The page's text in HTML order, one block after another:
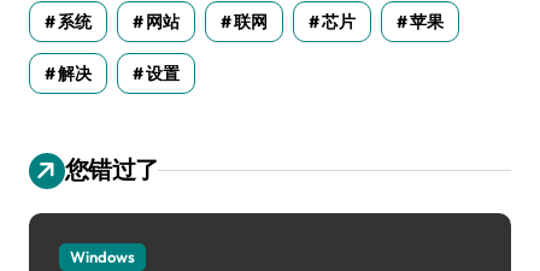
系统 网站 联网 芯片 苹果
解决 设置
您错过了
Windows